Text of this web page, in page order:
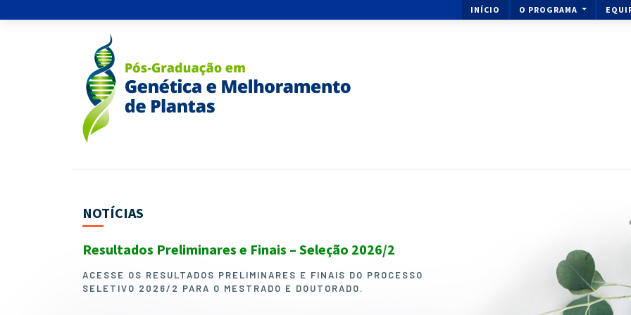
INÍCIO O PROGRAMA
NOTÍCIAS
Resultados Preliminares e Finais – Seleção 2026/2
ACESSE OS RESULTADOS PRELIMINARES E FINAIS DO PROCESSO
SELETIVO 2026/2 PARA O MESTRADO E DOUTORADO.
Ingresse no Mestrado ou
Melhoramento de Plantas
O PROCESSO SELETIVO PARA
DOUTORADO EM GENÉTICA E